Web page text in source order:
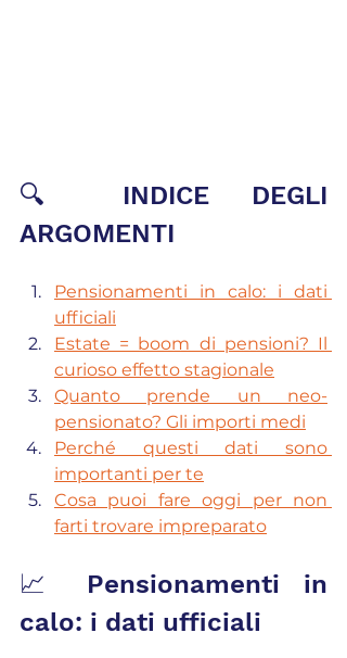
🔍 INDICE DEGLI
ARGOMENTI
Pensionamenti in calo: i dati
ufficiali
Estate = boom di pensioni? Il
curioso effetto stagionale
Quanto prende un neo-
pensionato? Gli importi medi
Perché questi dati sono
importanti per te
Cosa puoi fare oggi per non
farti trovare impreparato
📈 Pensionamenti in
calo: i dati ufficiali